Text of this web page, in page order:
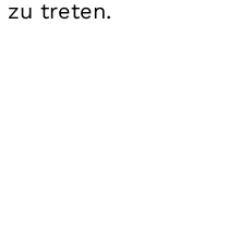
zu treten.